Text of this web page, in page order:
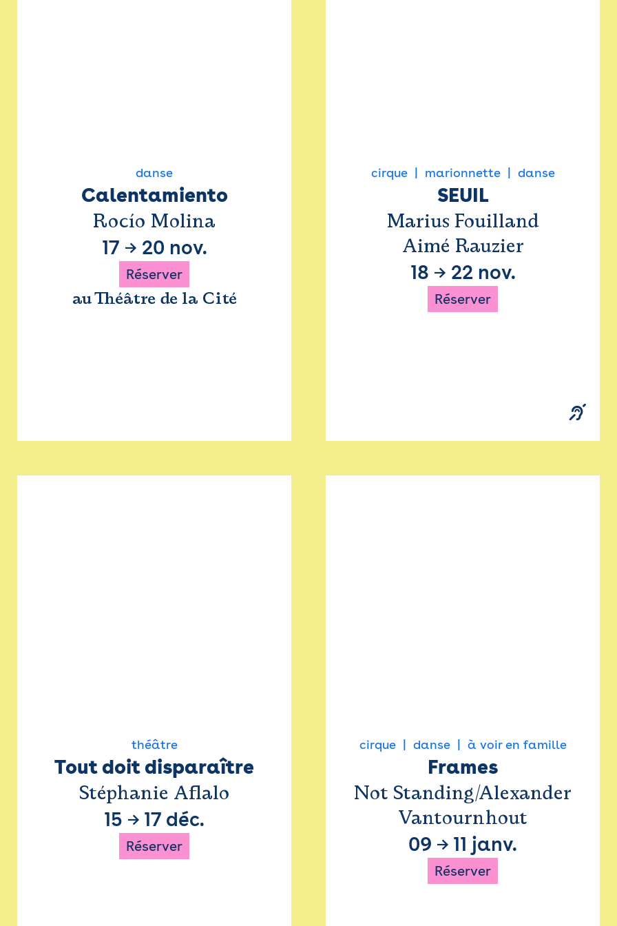
danse
Calentamiento
Rocío Molina
17 → 20 nov.
Réserver
au Théâtre de la Cité
cirque marionnette danse
SEUIL
Marius Fouilland
Aimé Rauzier
18 → 22 nov.
Réserver
théâtre
Tout doit disparaître
Stéphanie Aflalo
15 → 17 déc.
Réserver
cirque danse à voir en famille
Frames
Not Standing/Alexander
Vantournhout
09 → 11 janv.
Réserver